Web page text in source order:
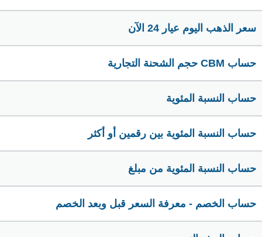
سعر الذهب اليوم عيار 24 الآن
حساب CBM حجم الشحنة التجارية
حساب النسبة المئوية
حساب النسبة المئوية بين رقمين أو أكثر
حساب النسبة المئوية من مبلغ
حساب الخصم - معرفة السعر قبل وبعد الخصم